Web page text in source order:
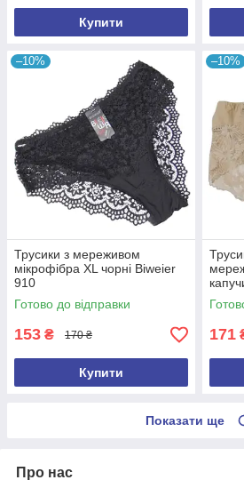
Купити
–10%
Трусики з мереживом
мікрофібра XL чорні Biweier
910
Готово до відправки
153 ₴ 170 ₴
Купити
–10%
171
Показати ще
Про нас